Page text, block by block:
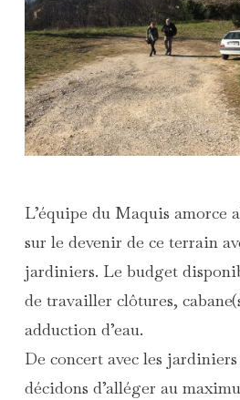
L’équipe du Maquis amorce
sur le devenir de ce terrain
jardiniers. Le budget
de travailler clôtures,
adduction d’eau.
De concert avec les
décidons d’alléger au